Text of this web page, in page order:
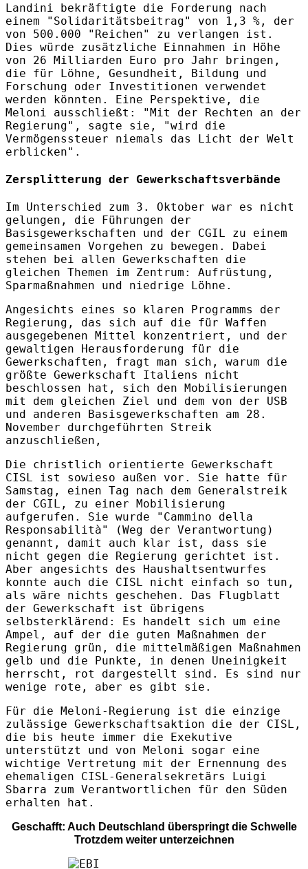
Landini bekräftigte die Forderung nach
einem "Solidaritätsbeitrag" von 1,3 %, der
von 500.000 "Reichen" zu verlangen ist.
Dies würde zusätzliche Einnahmen in Höhe
von 26 Milliarden Euro pro Jahr bringen,
die für Löhne, Gesundheit, Bildung und
Forschung oder Investitionen verwendet
werden könnten. Eine Perspektive, die
Meloni ausschließt: "Mit der Rechten an der
Regierung", sagte sie, "wird die
Vermögenssteuer niemals das Licht der Welt
erblicken".
Zersplitterung der Gewerkschaftsverbände
Im Unterschied zum 3. Oktober war es nicht
gelungen, die Führungen der
Basisgewerkschaften und der CGIL zu einem
gemeinsamen Vorgehen zu bewegen. Dabei
stehen bei allen Gewerkschaften die
gleichen Themen im Zentrum: Aufrüstung,
Sparmaßnahmen und niedrige Löhne.
Angesichts eines so klaren Programms der
Regierung, das sich auf die für Waffen
ausgegebenen Mittel konzentriert, und der
gewaltigen Herausforderung für die
Gewerkschaften, fragt man sich, warum die
größte Gewerkschaft Italiens nicht
beschlossen hat, sich den Mobilisierungen
mit dem gleichen Ziel und dem von der USB
und anderen Basisgewerkschaften am 28.
November durchgeführten Streik
anzuschließen,
Die christlich orientierte Gewerkschaft
CISL ist sowieso außen vor. Sie hatte für
Samstag, einen Tag nach dem Generalstreik
der CGIL, zu einer Mobilisierung
aufgerufen. Sie wurde "Cammino della
Responsabilità" (Weg der Verantwortung)
genannt, damit auch klar ist, dass sie
nicht gegen die Regierung gerichtet ist.
Aber angesichts des Haushaltsentwurfes
konnte auch die CISL nicht einfach so tun,
als wäre nichts geschehen. Das Flugblatt
der Gewerkschaft ist übrigens
selbsterklärend: Es handelt sich um eine
Ampel, auf der die guten Maßnahmen der
Regierung grün, die mittelmäßigen Maßnahmen
gelb und die Punkte, in denen Uneinigkeit
herrscht, rot dargestellt sind. Es sind nur
wenige rote, aber es gibt sie.
Für die Meloni-Regierung ist die einzige
zulässige Gewerkschaftsaktion die der CISL,
die bis heute immer die Exekutive
unterstützt und von Meloni sogar eine
wichtige Vertretung mit der Ernennung des
ehemaligen CISL-Generalsekretärs Luigi
Sbarra zum Verantwortlichen für den Süden
erhalten hat.
Geschafft: Auch Deutschland überspringt die Schwelle
Trotzdem weiter unterzeichnen